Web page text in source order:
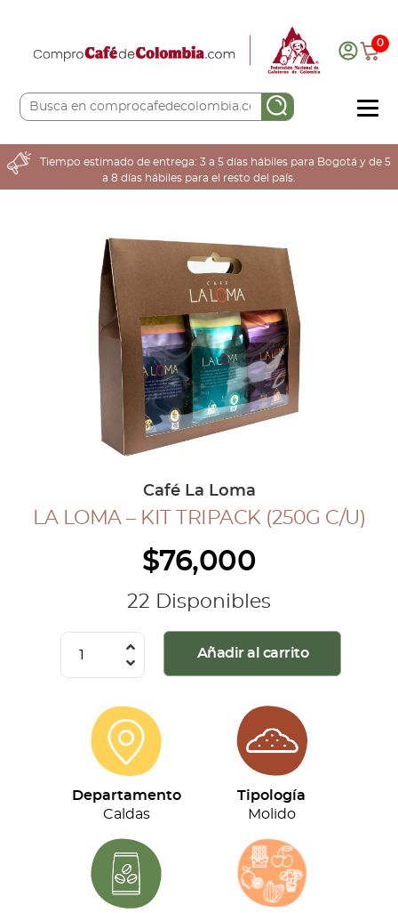
0
COMPRA AQUÍ
COLOMBIA CAFETERA
COLECCIÓN CAFETERA
INGRESAR
Cerrar Sesión
Tiempo estimado de entrega: 3 a 5 días hábiles para Bogotá y de 5
a 8 días hábiles para el resto del país.
Café La Loma
LA LOMA – KIT TRIPACK (250G C/U)
$76,000
22 Disponibles
Tripack
c/u)
cantidad
Añadir al carrito
Departamento
Caldas
Tipología
Molido